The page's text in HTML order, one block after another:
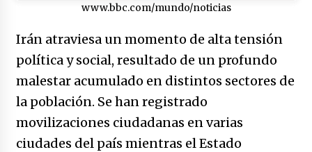
Captura de Maduro, donde manda capitán,
no manda marinero.
04/01/2026
Otro regalo navideño de Petrosky, al caído
31/12/2025
www.bbc.com/mundo/noticias
Irán atraviesa un momento de alta tensión
política y social, resultado de un profundo
malestar acumulado en distintos sectores de
la población. Se han registrado
movilizaciones ciudadanas en varias
ciudades del país mientras el Estado